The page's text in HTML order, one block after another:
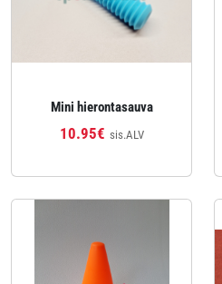
Mini hierontasauva
10.95€ sis.ALV